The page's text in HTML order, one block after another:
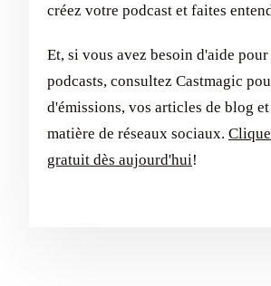
créez votre podcast et faites
Et, si vous avez besoin d'aide
podcasts, consultez Castmagic
d'émissions, vos articles de blog
matière de réseaux sociaux.
gratuit dès aujourd'hui!